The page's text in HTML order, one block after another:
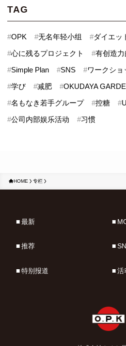
TAG
#OPK #无名年轻小组 #ダイエッ
#心に残るプロジェクト #有创造力
#Simple Plan #SNS #ワークショ
#学び #减肥 #OKUDAYA
#名もなき若手グループ #控糖 #
#公司内部娱乐活动 #习惯
HOME 专栏
最新
推荐
特别报道 活